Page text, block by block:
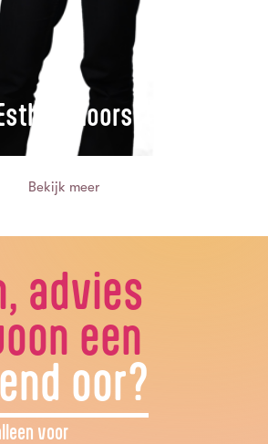
Moors
Bekijk meer
advies
een
oor?
voor